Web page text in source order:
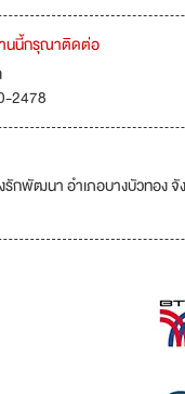
านนี้กรุณาติดต่อ
2478
กพัฒนา อำเภอบางบัวทอง